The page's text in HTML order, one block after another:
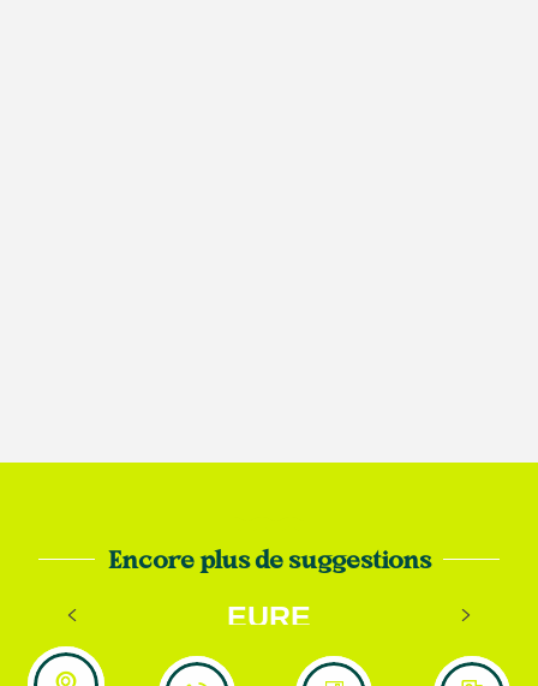
Encore plus de suggestions
AFTER WORK EN SEINE-
EURE